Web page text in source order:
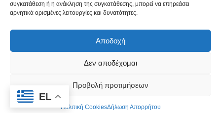
συγκατάθεση ή η ανάκληση της συγκατάθεσης, μπορεί να επηρεάσει
αρνητικά ορισμένες λειτουργίες και δυνατότητες.
Αποδοχή
Δεν αποδέχομαι
Προβολή προτιμήσεων
Πολιτική CookiesΔήλωση Απορρήτου
Όροι Χρήσης
Πολιτική απορρήτου & Cookies
Ταυτότητα
© 2026 Paros Today | A-motion media group ( ammg.gr )
EL